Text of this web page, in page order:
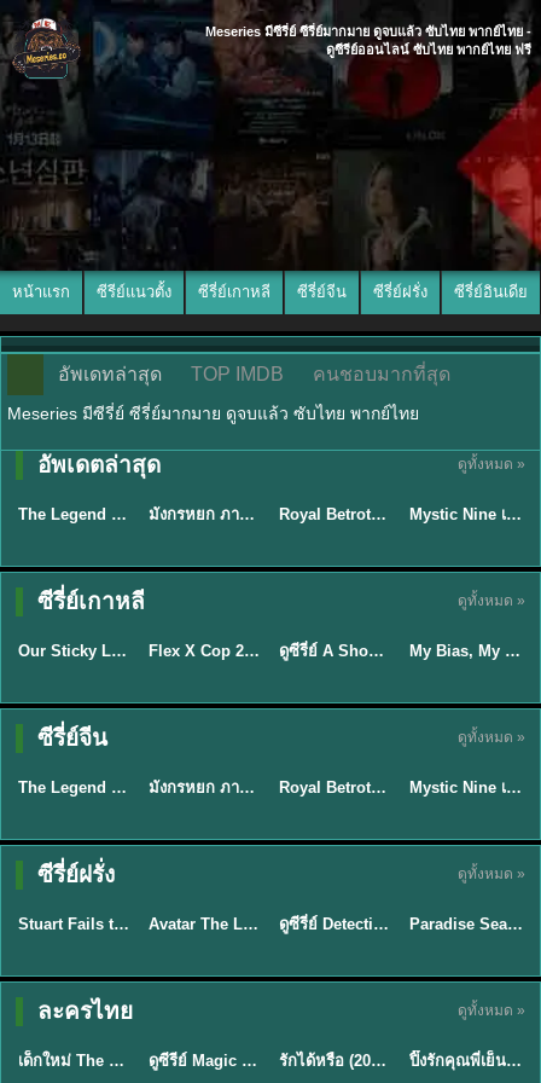
Meseries มีซีรี่ย์ ซีรี่ย์มากมาย ดูจบแล้ว ซับไทย พากย์ไทย -
ดูซีรีย์ออนไลน์ ซับไทย พากย์ไทย ฟรี
หน้าแรก ซีรีย์แนวตั้ง ซีรี่ย์เกาหลี ซีรี่ย์จีน ซีรี่ย์ฝรั่ง ซีรี่ย์อินเดีย
อัพเดทล่าสุด TOP IMDB คนชอบมากที่สุด
Meseries มีซีรี่ย์ ซีรี่ย์มากมาย ดูจบแล้ว ซับไทย พากย์ไทย
อัพเดตล่าสุด ดูทั้งหมด »
★8.5
พากย์ไทย
The Legend of ShenLi ปฐพีไร้พ่าย (2024) พากย์ไทย ซับไทย EP.1-39 ★8 มังกรหยก ภาคมารบูรพาและพิษประจิม Duel on Mount Hua พากย์ไทย ★9 Royal Betrothal (2026) สัญญาวิวาห์แห่งราชวงศ์ พากย์ไทย ซับไทย EP1-32 ★9
พากย์ไทย/ซับ
Mystic Nine เก้าสกุล (2026) พากย์ไทย ซับไทย EP.1-30
ซีรี่ย์เกาหลี ดูทั้งหมด »
★6
ซับไทย
Our Sticky Love รักติดหนึบ (2026) พากย์ไทย ซับไทย EP.1-12 ★8 Flex X Cop 2 คุณชายสายสืบ ซีซั่น 2 (2026) พากย์ไทย ซับไทย EP.1-14 ★8 EP.16ดูซีรี่ย์ A Shop for Killers 2 ร้านลับนักฆ่า ซีซัน 2 (2026) ซับไทย-พากย์ไทย
ซับไทย
My Bias, My Boss เมื่อเมนฉันเป็นประธานบริษัท (2026) พากย์ไทย ซับไทย EP.1-12
ซีรี่ย์จีน ดูทั้งหมด »
★8.5
พากย์ไทย
The Legend of ShenLi ปฐพีไร้พ่าย (2024) พากย์ไทย ซับไทย EP.1-39 ★8 มังกรหยก ภาคมารบูรพาและพิษประจิม Duel on Mount Hua พากย์ไทย ★9 Royal Betrothal (2026) สัญญาวิวาห์แห่งราชวงศ์ พากย์ไทย ซับไทย EP1-32 ★9
พากย์ไทย/ซับ
Mystic Nine เก้าสกุล (2026) พากย์ไทย ซับไทย EP.1-30
ซีรี่ย์ฝรั่ง ดูทั้งหมด »
★9.3
พากย์ไทย
Stuart Fails to Save the Universe สจ๊วตล่มแผนกู้จักรวาล (2026) พากย์ไทย ซับไทย EP.1-10 ★7.8 EP.7Avatar The Last Airbender 2 เณรน้อยเจ้าอภินิหาร พากย์ไทย EP.9ดูซีรี่ย์ Detective Hole (2026) พากย์ไทย HD ฟรี อัปเดตล่าสุด Netflix EP.8
พากย์ไทย
Paradise Season 2 (2026) พากย์ไทย EP1-8 ดูซีรี่ย์ฝรั่ง HD ครบทุกตอน
ละครไทย ดูทั้งหมด »
★ 8 EP.6
พากย์ไทย
เด็กใหม่ The Reset 2026 EP1-6 พากย์ไทย ดูซีรี่ย์ Netflix ล่าสุด HD ดูซีรีย์ Magic Move (2026) ทำนายทายรัก Thai EP.1-10 HD รักได้หรือ (2026) YOUNG Let's Begin Again พากย์ไทย EP.1-19 ★8
พากย์ไทย
ปิ๊งรักคุณพี่เย็นชา (2026) Frozen Valentine EP.1-10 (จบ)